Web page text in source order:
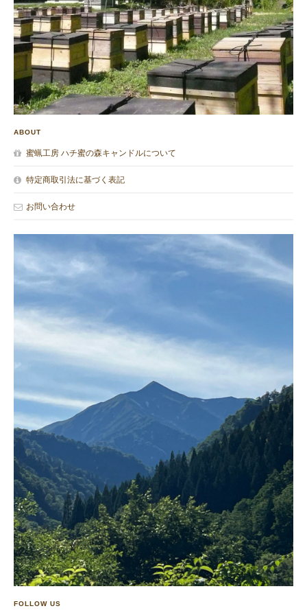
ABOUT
蜜蝋工房 ハチ蜜の森キャンドルについて
特定商取引法に基づく表記
お問い合わせ
FOLLOW US